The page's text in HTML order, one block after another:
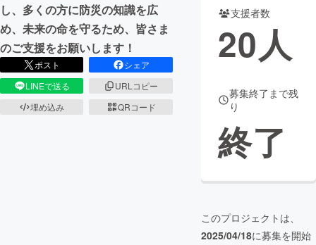
し、多くの方に防災の知識を広
め、未来の命を守るため、皆さま
のご支援をお願いします！
ポスト
シェア
LINEで送る
URLコピー
埋め込み
QRコード
支援者数
20人
募集終了まで残
り
終了
このプロジェクトは、
2025/04/18に募集を開始